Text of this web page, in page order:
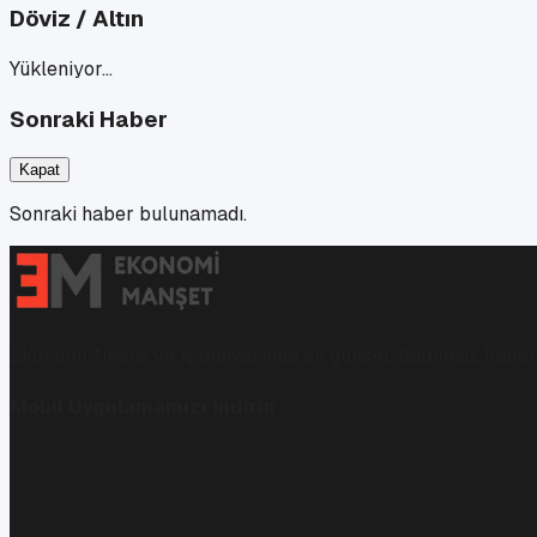
Döviz / Altın
Yükleniyor…
Sonraki Haber
Kapat
Sonraki haber bulunamadı.